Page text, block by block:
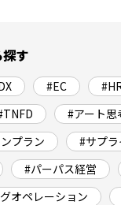
す
#EC
#アート思
プラン
#サプ
#パーパス経営
オペレーション